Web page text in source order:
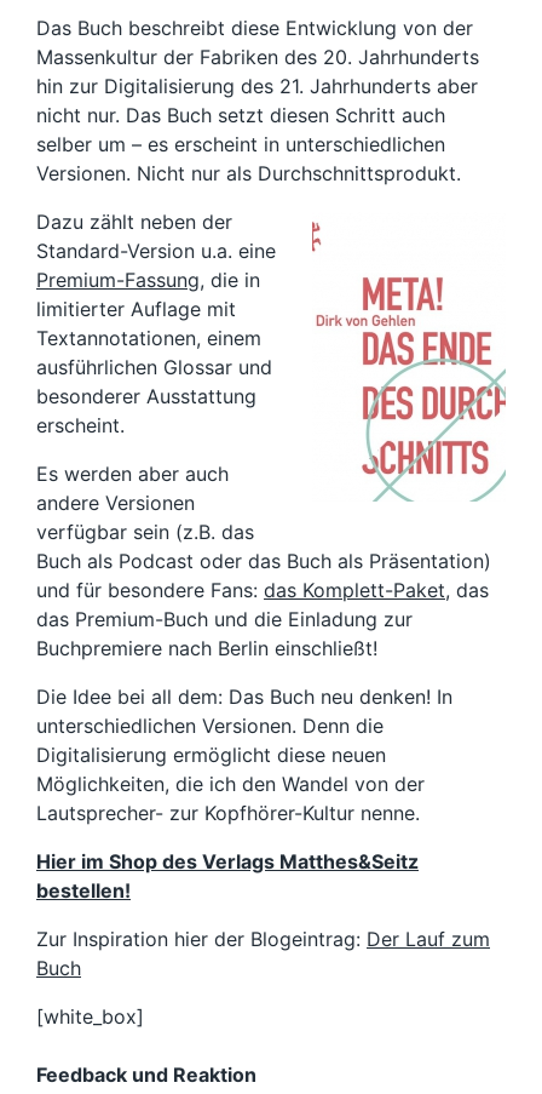
Das Buch beschreibt diese Entwicklung von der
Massenkultur der Fabriken des 20. Jahrhunderts
hin zur Digitalisierung des 21. Jahrhunderts aber
nicht nur. Das Buch setzt diesen Schritt auch
selber um – es erscheint in unterschiedlichen
Versionen. Nicht nur als Durchschnittsprodukt.
Dazu zählt neben der
Standard-Version u.a. eine
Premium-Fassung, die in
limitierter Auflage mit
Textannotationen, einem
ausführlichen Glossar und
besonderer Ausstattung
erscheint.
Es werden aber auch
andere Versionen
verfügbar sein (z.B. das
Buch als Podcast oder das Buch als Präsentation)
und für besondere Fans: das Komplett-Paket, das
das Premium-Buch und die Einladung zur
Buchpremiere nach Berlin einschließt!
Die Idee bei all dem: Das Buch neu denken! In
unterschiedlichen Versionen. Denn die
Digitalisierung ermöglicht diese neuen
Möglichkeiten, die ich den Wandel von der
Lautsprecher- zur Kopfhörer-Kultur nenne.
Hier im Shop des Verlags Matthes&Seitz
bestellen!
Zur Inspiration hier der Blogeintrag: Der Lauf zum
Buch
[white_box]
Feedback und Reaktion